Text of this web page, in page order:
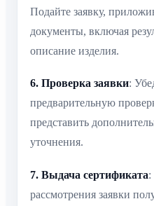
Подайте заявку,
документы, включая
описание изделия.
6. Проверка заявки:
предварительную
представить
уточнения.
7. Выдача сертификата:
рассмотрения заявки